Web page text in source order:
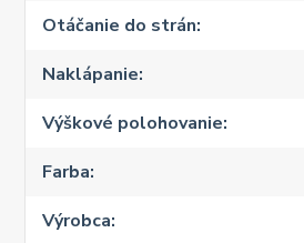
Otáčanie do strán
Naklápanie
Výškové polohovanie
Farba
Výrobca